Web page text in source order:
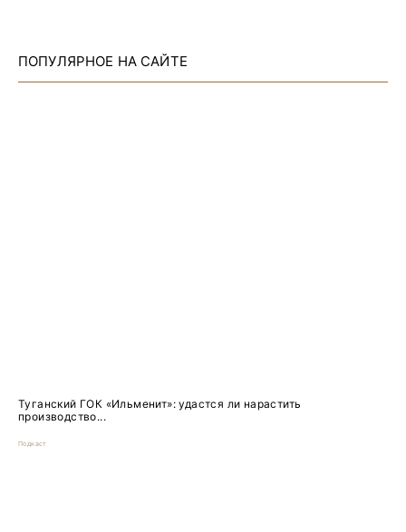
ПОПУЛЯРНОЕ НА САЙТЕ
Туганский ГОК «Ильменит»: удастся ли нарастить
производство...
Подкаст